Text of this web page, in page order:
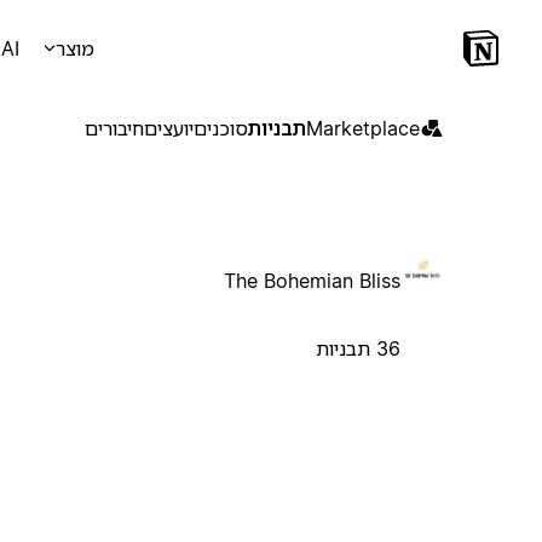
מוצר AI
Marketplaceתבניותסוכניםיועציםחיבורים
The Bohemian Bliss
36 תבניות